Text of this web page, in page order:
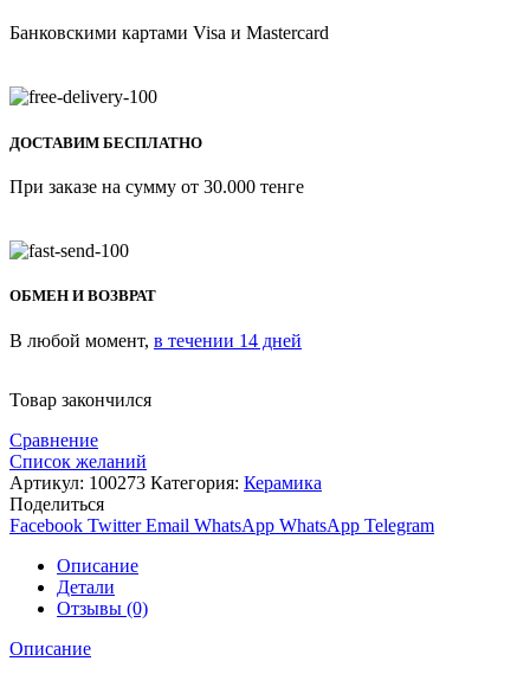
Банковскими картами Visa и Mastercard
ДОСТАВИМ БЕСПЛАТНО
При заказе на сумму от 30.000 тенге
ОБМЕН И ВОЗВРАТ
В любой момент, в течении 14 дней
Товар закончился
Сравнение
Список желаний
Артикул: 100273 Категория: Керамика
Поделиться
Facebook Twitter Email WhatsApp WhatsApp Telegram
Описание
Детали
Отзывы (0)
Описание